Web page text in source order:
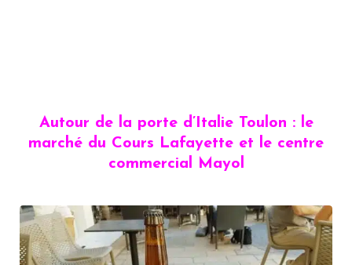
Autour de la porte d’Italie Toulon : le
marché du Cours Lafayette et le centre
commercial Mayol